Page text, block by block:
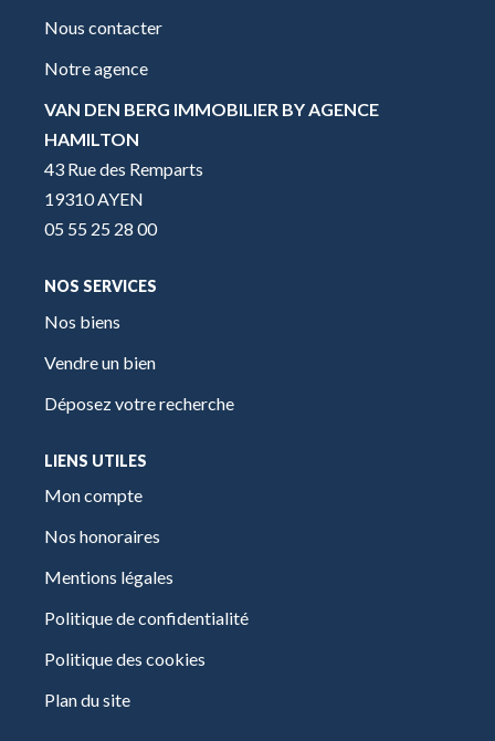
Nous contacter
Notre agence
VAN DEN BERG IMMOBILIER BY AGENCE
HAMILTON
43 Rue des Remparts
19310 AYEN
05 55 25 28 00
NOS SERVICES
Nos biens
Vendre un bien
Déposez votre recherche
LIENS UTILES
Mon compte
Nos honoraires
Mentions légales
Politique de confidentialité
Politique des cookies
Plan du site